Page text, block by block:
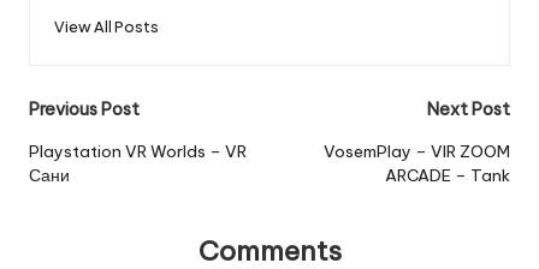
View All Posts
Post
navigation
Previous Post
Playstation VR Worlds – VR
Сани
Next Post
VosemPlay – VIR ZOOM
ARCADE – Tank
Comments